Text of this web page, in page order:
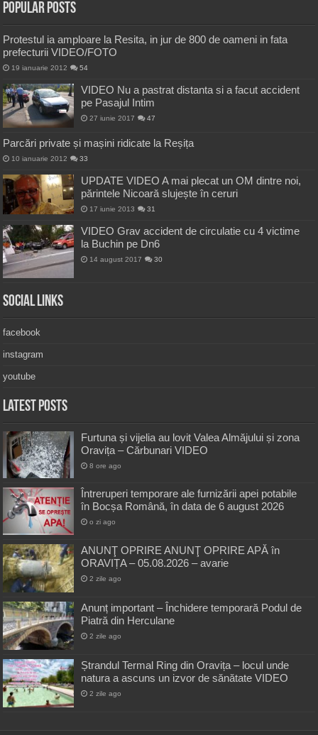
Popular Posts
Protestul ia amploare la Resita, in jur de 800 de oameni in fata
prefecturii VIDEO/FOTO
19 ianuarie 2012 54
VIDEO Nu a pastrat distanta si a facut accident
pe Pasajul Intim
27 iunie 2017 47
Parcări private și mașini ridicate la Reșița
10 ianuarie 2012 33
UPDATE VIDEO A mai plecat un OM dintre noi,
părintele Nicoară slujește în ceruri
17 iunie 2013 31
VIDEO Grav accident de circulatie cu 4 victime
la Buchin pe Dn6
14 august 2017 30
Social Links
facebook
instagram
youtube
Latest Posts
Furtuna și vijelia au lovit Valea Almăjului și zona
Oravița – Cărbunari VIDEO
8 ore ago
Întreruperi temporare ale furnizării apei potabile
în Bocșa Română, în data de 6 august 2026
o zi ago
ANUNŢ OPRIRE ANUNŢ OPRIRE APĂ în
ORAVIȚA – 05.08.2026 – avarie
2 zile ago
Anunț important – Închidere temporară Podul de
Piatră din Herculane
2 zile ago
Ștrandul Termal Ring din Oravița – locul unde
natura a ascuns un izvor de sănătate VIDEO
2 zile ago